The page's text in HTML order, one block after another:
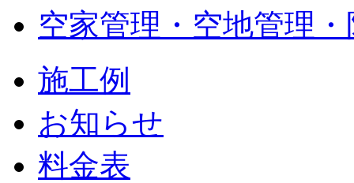
空家管理・空地管理
施工例
お知らせ
料金表